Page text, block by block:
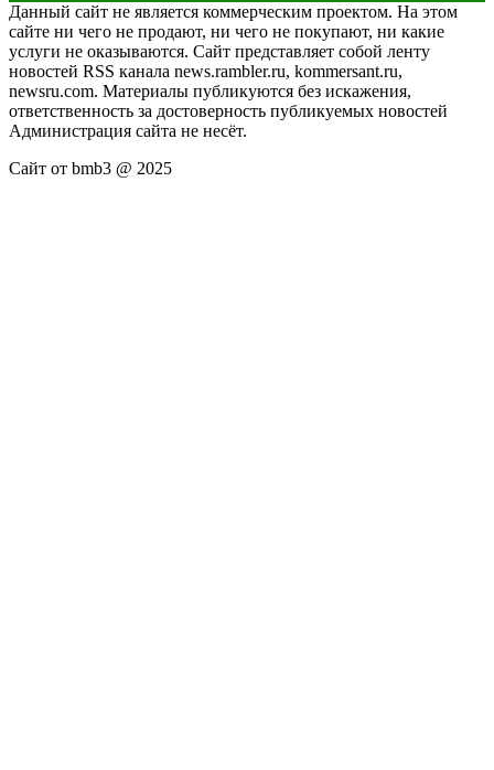
Данный сайт не является коммерческим проектом. На этом
сайте ни чего не продают, ни чего не покупают, ни какие
услуги не оказываются. Сайт представляет собой ленту
новостей RSS канала news.rambler.ru, kommersant.ru,
newsru.com. Материалы публикуются без искажения,
ответственность за достоверность публикуемых новостей
Администрация сайта не несёт.
Сайт от bmb3 @ 2025